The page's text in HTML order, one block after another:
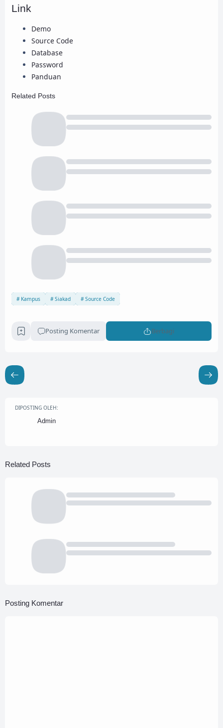
Link
Demo
Source Code
Database
Password
Panduan
Related Posts
Kampus Siakad Source Code
Posting Komentar Berbagi
DIPOSTING OLEH:
Admin
Related Posts
Posting Komentar